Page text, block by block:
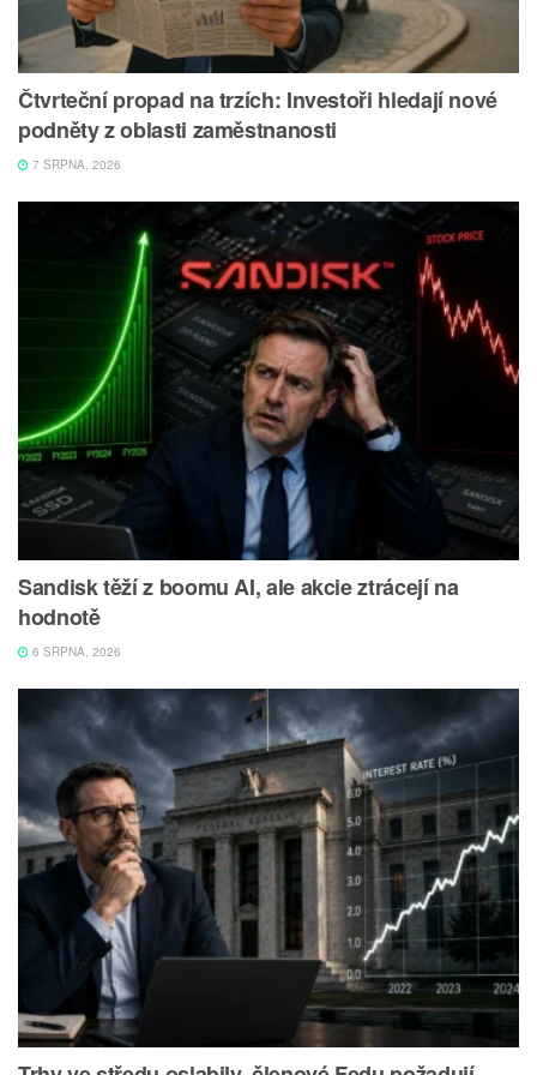
Čtvrteční propad na trzích: Investoři hledají nové
podněty z oblasti zaměstnanosti
7 SRPNA, 2026
Sandisk těží z boomu AI, ale akcie ztrácejí na
hodnotě
6 SRPNA, 2026